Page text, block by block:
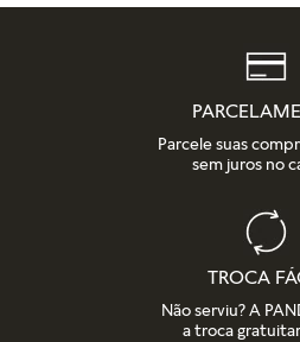
Parcele suas
sem juros no
TROCA
Não serviu? A
a troca